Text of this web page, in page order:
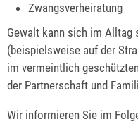
Zwangsverheiratung
Gewalt kann sich im
(beispielsweise auf der
im vermeintlich
der Partnerschaft und
Wir informieren Sie im